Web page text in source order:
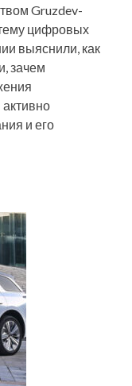
Gruzdev-
цифровых
выяснили, как
зачем
и его